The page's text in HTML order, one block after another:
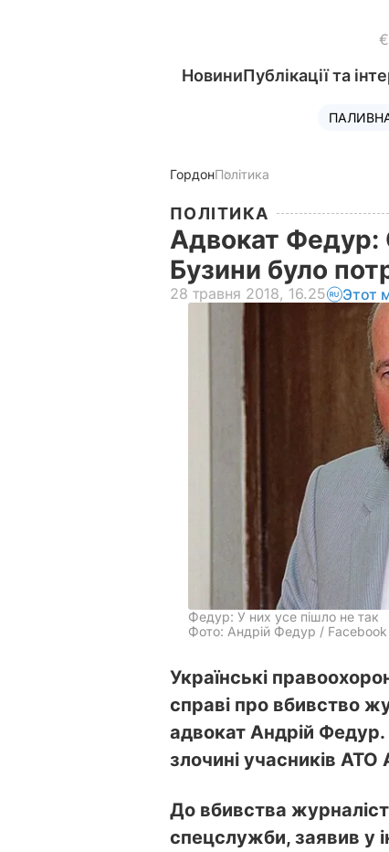
НовиниПублікації та
ГордонПолітика
ПОЛІТИКА
Адвокат Федур:
Бузини було
28 травня 2018, 16.25 Этот
Федур: У них усе пішло не так
Фото: Андрій Федур / Facebook
Українські
справі про вбивство
адвокат Андрій
злочині учасників
До вбивства
спецслужби, заявив у